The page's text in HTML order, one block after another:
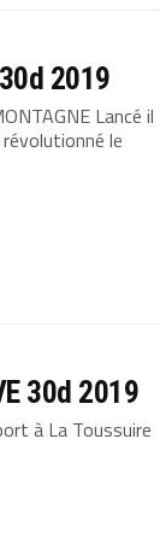
2019
Lancé il
le
30d 2019
à La Toussuire